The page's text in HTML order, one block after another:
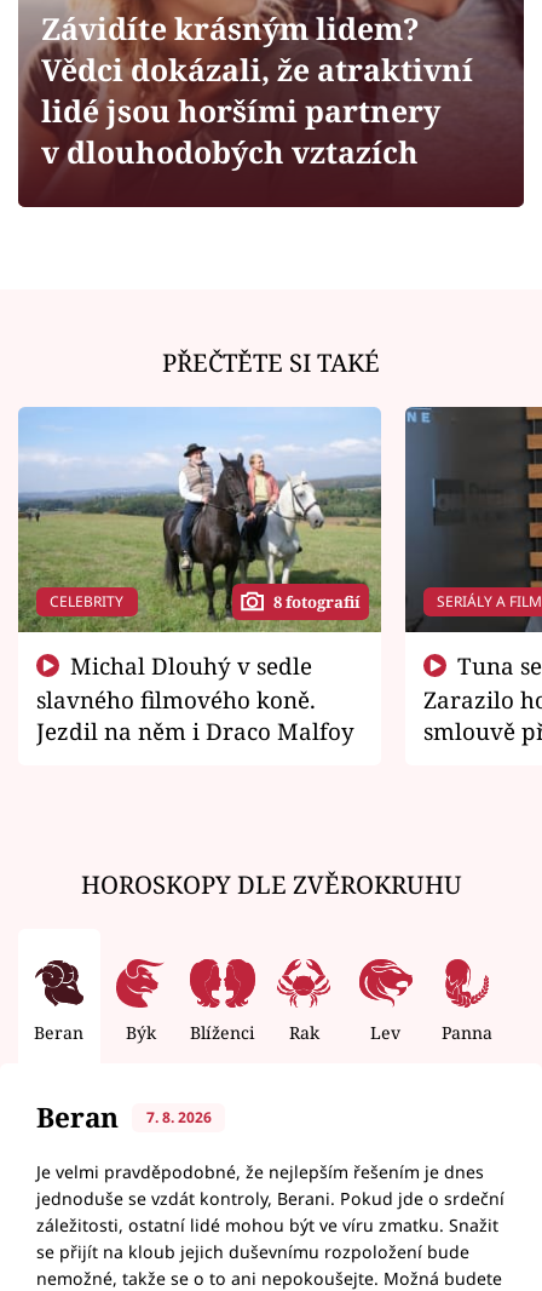
Sledujte prima+
Filmový festival Karlovy Vary
Sledujte nás
Závidíte krásným lidem?
Vědci dokázali, že atraktivní
lidé jsou horšími partnery
v dlouhodobých vztazích
PŘEČTĚTE SI TAKÉ
CELEBRITY 8 fotografií
slavného filmového koně.
Jezdil na něm i Draco Malfoy
SERIÁLY A
Zarazilo
smlouvě
HOROSKOPY DLE ZVĚROKRUHU
Beran Býk Blíženci Rak Lev Panna
Beran 7. 8. 2026
Je velmi pravděpodobné, že nejlepším řešením je dnes
jednoduše se vzdát kontroly, Berani. Pokud jde o srdeční
záležitosti, ostatní lidé mohou být ve víru zmatku. Snažit
se přijít na kloub jejich duševnímu rozpoložení bude
nemožné, takže se o to ani nepokoušejte. Možná budete